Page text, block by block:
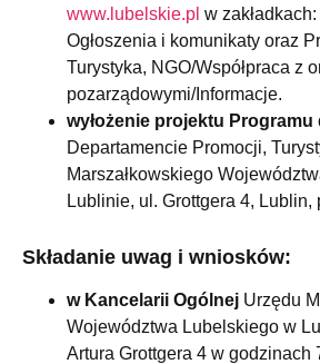
www.lubelskie.pl w
Ogłoszenia i komunikaty oraz
Turystyka, NGO/Współpraca z
pozarządowymi/Informacje.
wyłożenie projektu Programu
Departamencie Promocji,
Marszałkowskiego
Lublinie, ul. Grottgera 4, Lublin,
Składanie uwag i wniosków:
w Kancelarii Ogólnej Urzędu
Województwa Lubelskiego w
Artura Grottgera 4 w godzinach